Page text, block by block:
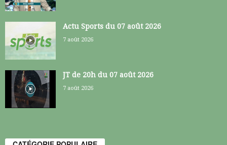
Actu Sports du 07 août 2026
7 août 2026
JT de 20h du 07 août 2026
7 août 2026